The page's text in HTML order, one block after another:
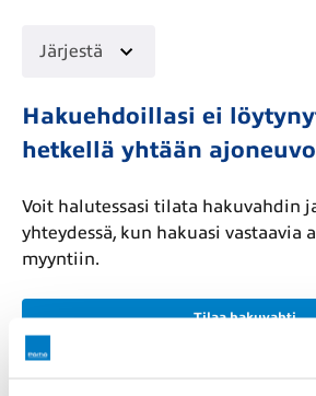
Järjestä
Hakuehdoillasi ei
hetkellä yhtään
Voit halutessasi tilata hakuvahdin
yhteydessä, kun hakuasi vastaavia
myyntiin.
Tilaa hakuvahti